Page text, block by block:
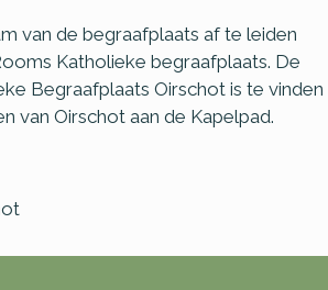
van de begraafplaats af te leiden
Katholieke begraafplaats. De
Begraafplaats Oirschot is te vinden
van Oirschot aan de Kapelpad.